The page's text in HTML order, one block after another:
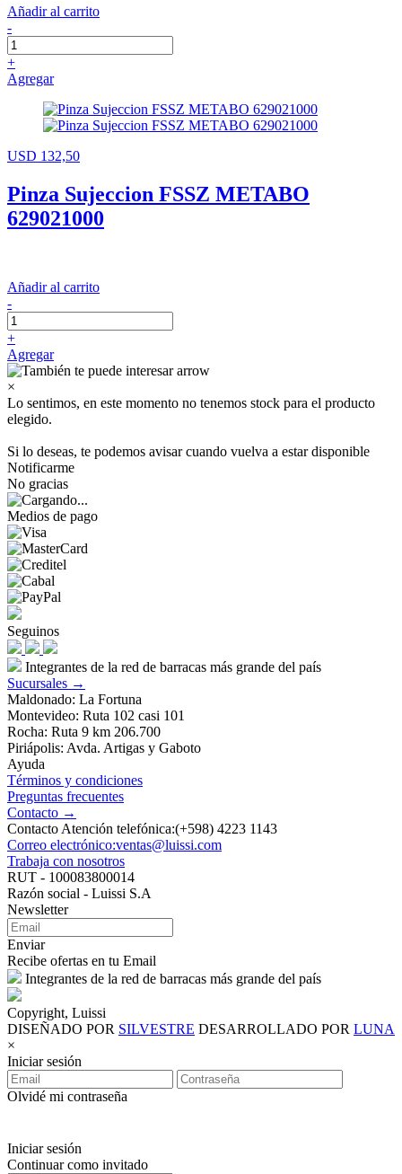
Añadir al carrito
-
+
Agregar
USD 132,50
Pinza Sujeccion FSSZ METABO
629021000
Añadir al carrito
-
+
Agregar
×
Lo sentimos, en este momento no tenemos stock para el producto
elegido.
Si lo deseas, te podemos avisar cuando vuelva a estar disponible
Notificarme
No gracias
Medios de pago
Seguinos
Integrantes de la red de barracas más grande del país
Sucursales →
Maldonado: La Fortuna
Montevideo: Ruta 102 casi 101
Rocha: Ruta 9 km 206.700
Piriápolis: Avda. Artigas y Gaboto
Ayuda
Términos y condiciones
Preguntas frecuentes
Contacto →
Contacto Atención telefónica:(+598) 4223 1143
Correo electrónico:ventas@luissi.com
Trabaja con nosotros
RUT - 100083800014
Razón social - Luissi S.A
Newsletter
Enviar
Recibe ofertas en tu Email
Integrantes de la red de barracas más grande del país
Copyright, Luissi
DISEÑADO POR SILVESTRE DESARROLLADO POR LUNA
×
Iniciar sesión
Olvidé mi contraseña
Iniciar sesión
Continuar como invitado